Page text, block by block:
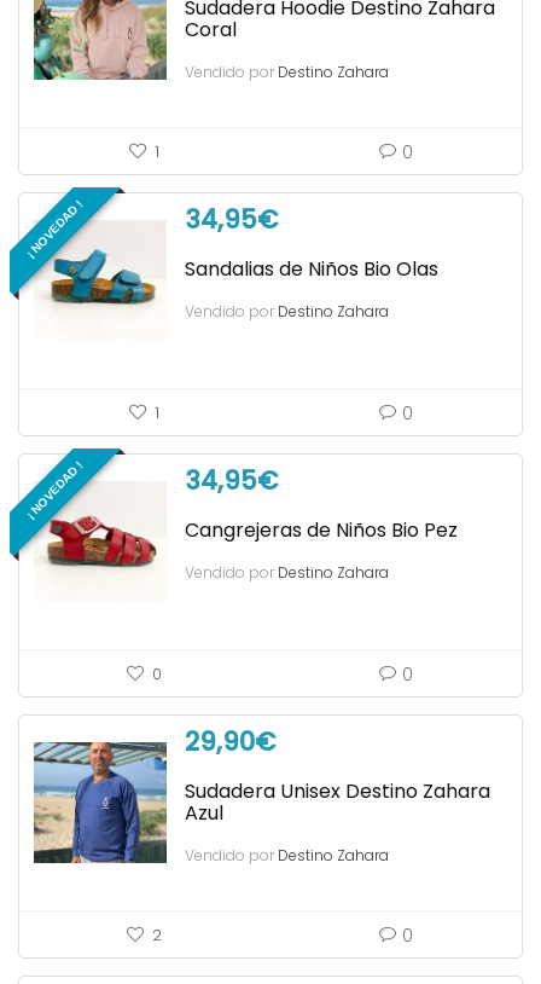
Sudadera Hoodie Destino Zahara
Coral
Vendido por Destino Zahara
1 0
¡ NOVEDAD ! 34,95€
Sandalias de Niños Bio Olas
Vendido por Destino Zahara
1 0
¡ NOVEDAD ! 34,95€
Cangrejeras de Niños Bio Pez
Vendido por Destino Zahara
0 0
29,90€
Sudadera Unisex Destino Zahara
Azul
Vendido por Destino Zahara
2 0